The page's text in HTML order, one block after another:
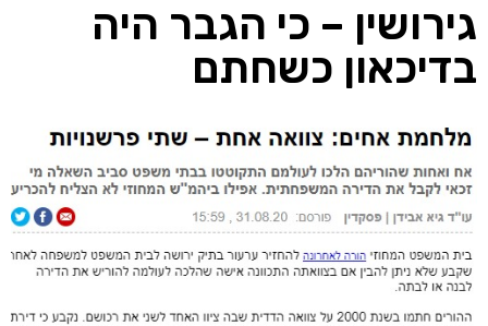
גירושין – כי הגבר היה
בדיכאון כשחתם